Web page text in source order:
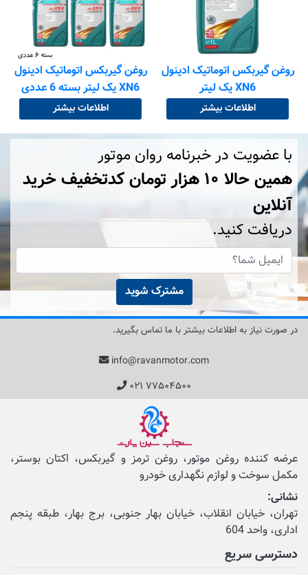
روغن گیربکس اتوماتیک ادینول
XN6 یک لیتر
اطلاعات بیشتر
روغن گیربکس اتوماتیک ادینول
XN6 یک لیتر بسته 6 عددی
اطلاعات بیشتر
با عضویت در خبرنامه روان موتور
همین حالا ۱۰ هزار تومان کد‌تخفیف خرید
آنلاین
دریافت کنید.
مشترک شوید
در صورت نیاز به اطلاعات بیشتر با ما تماس بگیرید.
info@ravanmotor.com
۰۲۱ ۷۷۵۰۴۵۰۰
عرضه کننده روغن موتور، روغن ترمز و گیربکس، اکتان بوستر،
مکمل‌ سوخت و لوازم نگهداری خودرو
نشانی:
تهران، خیابان انقلاب، خیابان بهار جنوبی، برج بهار، طبقه پنجم
اداری، واحد 604
دسترسی سریع